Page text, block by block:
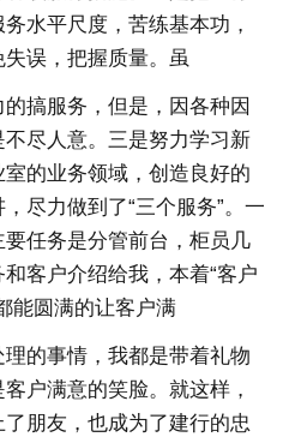
水平尺度，苦练基本功，
误，把握质量。虽
搞服务，但是，因各种因
尽人意。三是努力学习新
的业务领域，创造良好的
尽力做到了“三个服务”。一
任务是分管前台，柜员几
客户介绍给我，本着“客户
能圆满的让客户满
的事情，我都是带着礼物
户满意的笑脸。就这样，
朋友，也成为了建行的忠